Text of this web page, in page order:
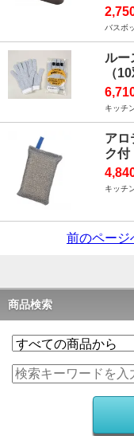
バスボ
ル
（
キッチ
ア
ク付
キッチ
前のページ
商品検索